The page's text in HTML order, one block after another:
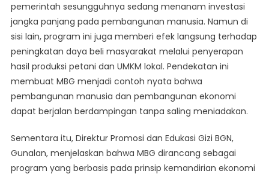
pemerintah sesungguhnya sedang menanam investasi
jangka panjang pada pembangunan manusia. Namun di
sisi lain, program ini juga memberi efek langsung terhadap
peningkatan daya beli masyarakat melalui penyerapan
hasil produksi petani dan UMKM lokal. Pendekatan ini
membuat MBG menjadi contoh nyata bahwa
pembangunan manusia dan pembangunan ekonomi
dapat berjalan berdampingan tanpa saling meniadakan.
Sementara itu, Direktur Promosi dan Edukasi Gizi BGN,
Gunalan, menjelaskan bahwa MBG dirancang sebagai
program yang berbasis pada prinsip kemandirian ekonomi